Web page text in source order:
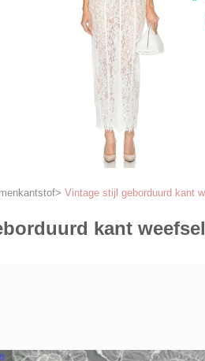
> Vintage stijl geborduurd kant
kant